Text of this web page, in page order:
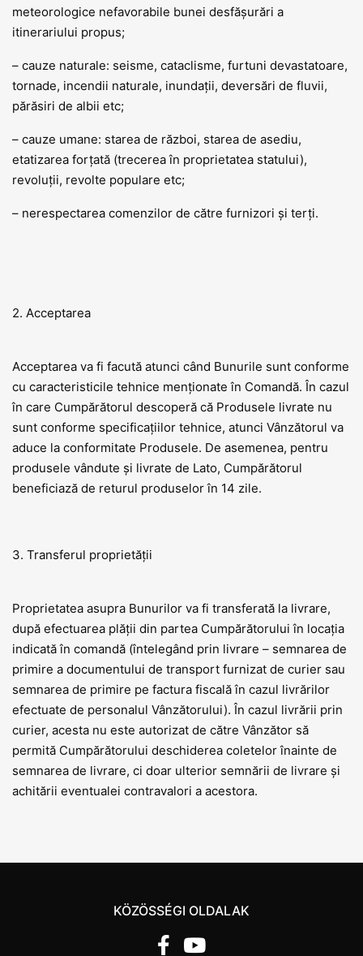
meteorologice nefavorabile bunei desfășurări a
itinerariului propus;
– cauze naturale: seisme, cataclisme, furtuni devastatoare,
tornade, incendii naturale, inundații, deversări de fluvii,
părăsiri de albii etc;
– cauze umane: starea de război, starea de asediu,
etatizarea forțată (trecerea în proprietatea statului),
revoluții, revolte populare etc;
– nerespectarea comenzilor de către furnizori și terți.
2. Acceptarea
Acceptarea va fi facută atunci când Bunurile sunt conforme
cu caracteristicile tehnice menționate în Comandă. În cazul
în care Cumpărătorul descoperă că Produsele livrate nu
sunt conforme specificațiilor tehnice, atunci Vânzătorul va
aduce la conformitate Produsele. De asemenea, pentru
produsele vândute și livrate de Lato, Cumpărătorul
beneficiază de returul produselor în 14 zile.
3. Transferul proprietății
Proprietatea asupra Bunurilor va fi transferată la livrare,
după efectuarea plății din partea Cumpărătorului în locația
indicată în comandă (întelegând prin livrare – semnarea de
primire a documentului de transport furnizat de curier sau
semnarea de primire pe factura fiscală în cazul livrărilor
efectuate de personalul Vânzătorului). În cazul livrării prin
curier, acesta nu este autorizat de către Vânzător să
permită Cumpărătorului deschiderea coletelor înainte de
semnarea de livrare, ci doar ulterior semnării de livrare și
achitării eventualei contravalori a acestora.
KÖZÖSSÉGI OLDALAK